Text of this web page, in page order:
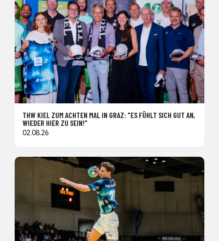
THW KIEL ZUM ACHTEN MAL IN GRAZ: "ES FÜHLT SICH GUT AN,
WIEDER HIER ZU SEIN!"
02.08.26